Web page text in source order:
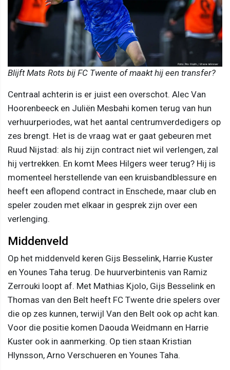
Blijft Mats Rots bij FC Twente of maakt hij een transfer?
Centraal achterin is er juist een overschot. Alec Van
Hoorenbeeck en Juliën Mesbahi komen terug van hun
verhuurperiodes, wat het aantal centrumverdedigers op
zes brengt. Het is de vraag wat er gaat gebeuren met
Ruud Nijstad: als hij zijn contract niet wil verlengen, zal
hij vertrekken. En komt Mees Hilgers weer terug? Hij is
momenteel herstellende van een kruisbandblessure en
heeft een aflopend contract in Enschede, maar club en
speler zouden met elkaar in gesprek zijn over een
verlenging.
Middenveld
Op het middenveld keren Gijs Besselink, Harrie Kuster
en Younes Taha terug. De huurverbintenis van Ramiz
Zerrouki loopt af. Met Mathias Kjolo, Gijs Besselink en
Thomas van den Belt heeft FC Twente drie spelers over
die op zes kunnen, terwijl Van den Belt ook op acht kan.
Voor die positie komen Daouda Weidmann en Harrie
Kuster ook in aanmerking. Op tien staan Kristian
Hlynsson, Arno Verschueren en Younes Taha.